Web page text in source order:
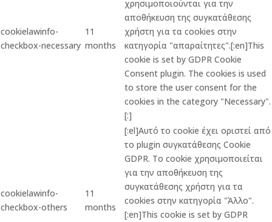
cookielawinfo-
checkbox-necessary
11
months
χρησιμοποιούνται για την
αποθήκευση της συγκατάθεσης
χρήστη για τα cookies στην
κατηγορία "απαραίτητες".[:en]This
cookie is set by GDPR Cookie
Consent plugin. The cookies is used
to store the user consent for the
cookies in the category "Necessary".
[:]
cookielawinfo-
checkbox-others
11
months
[:el]Αυτό το cookie έχει οριστεί από
το plugin συγκατάθεσης Cookie
GDPR. Το cookie χρησιμοποιείται
για την αποθήκευση της
συγκατάθεσης χρήστη για τα
cookies στην κατηγορία "Άλλο".
[:en]This cookie is set by GDPR